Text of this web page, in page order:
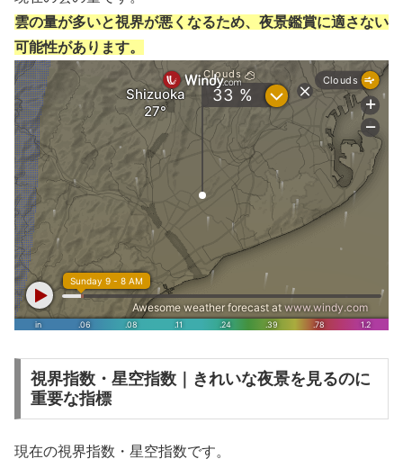
雲の量が多いと視界が悪くなるため、夜景鑑賞に適さない
可能性があります。
視界指数・星空指数｜きれいな夜景を見るのに
重要な指標
現在の視界指数・星空指数です。